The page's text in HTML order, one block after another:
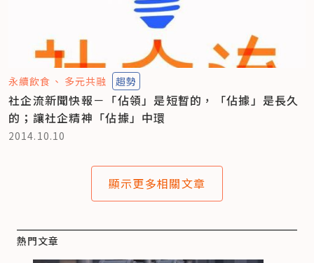
永續飲食 多元共融 趨勢
社企流新聞快報－「佔領」是短暫的，「佔據」是長久
的；讓社企精神「佔據」中環
2014.10.10
顯示更多相關文章
熱門文章